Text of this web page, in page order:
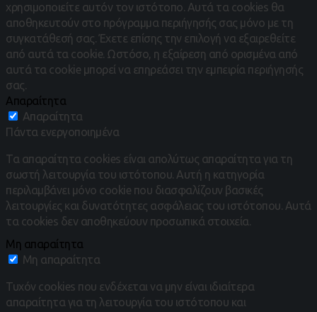
χρησιμοποιείτε αυτόν τον ιστότοπο. Αυτά τα cookies θα
αποθηκευτούν στο πρόγραμμα περιήγησής σας μόνο με τη
συγκατάθεσή σας. Έχετε επίσης την επιλογή να εξαιρεθείτε
από αυτά τα cookie. Ωστόσο, η εξαίρεση από ορισμένα από
αυτά τα cookie μπορεί να επηρεάσει την εμπειρία περιήγησής
σας.
Απαραίτητα
Απαραίτητα
Πάντα ενεργοποιημένα
Τα απαραίτητα cookies είναι απολύτως απαραίτητα για τη
σωστή λειτουργία του ιστότοπου. Αυτή η κατηγορία
περιλαμβάνει μόνο cookie που διασφαλίζουν βασικές
λειτουργίες και δυνατότητες ασφάλειας του ιστότοπου. Αυτά
τα cookies δεν αποθηκεύουν προσωπικά στοιχεία.
Μη απαραίτητα
Μη απαραίτητα
Τυχόν cookies που ενδέχεται να μην είναι ιδιαίτερα
απαραίτητα για τη λειτουργία του ιστότοπου και